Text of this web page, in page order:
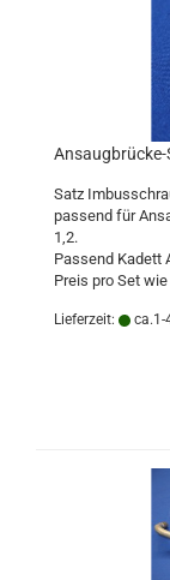
Ansaugbrücke-
Satz
passend für
1,2.
Passend Kadett
Preis pro Set
Lieferzeit: ca.1-